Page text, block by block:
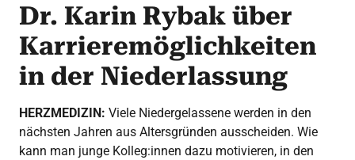
Dr. Karin Rybak über
Karrieremöglichkeiten
in der Niederlassung
HERZMEDIZIN: Viele Niedergelassene werden in den
nächsten Jahren aus Altersgründen ausscheiden. Wie
kann man junge Kolleg:innen dazu motivieren, in den